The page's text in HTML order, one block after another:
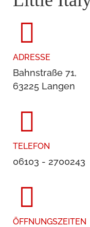
ADRESSE
Bahnstraße 71,
63225 Langen
TELEFON
06103 - 2700243
ÖFFNUNGSZEITEN